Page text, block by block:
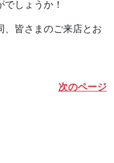
しょうか！
、皆さまのご来店とお
次のページ